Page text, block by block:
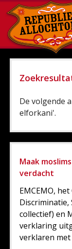
De volgende
elforkani'.
Maak
verdacht
EMCEMO,
Discriminatie,
collectief) en
verklaring
verklaren met